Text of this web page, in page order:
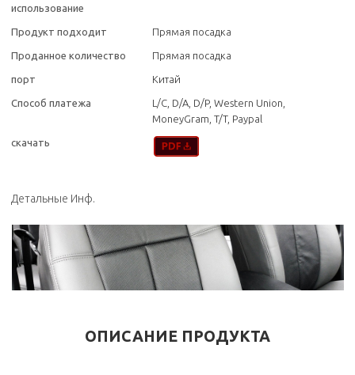
использование
Продукт подходит Прямая посадка
Проданное количество Прямая посадка
порт Китай
Способ платежа
L/C, D/A, D/P, Western Union,
MoneyGram, T/T, Paypal
скачать
Детальные Инф.
ОПИСАНИЕ ПРОДУКТА